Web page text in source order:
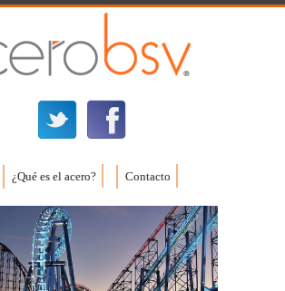
¿Qué es el acero? Contacto